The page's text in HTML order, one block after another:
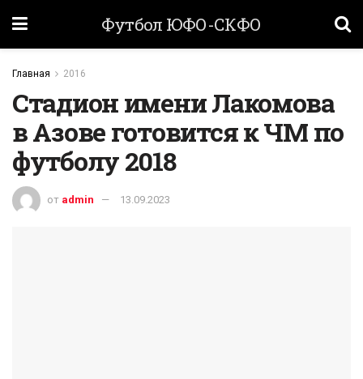
Футбол ЮФО-СКФО
Главная 2016
Стадион имени Лакомова
в Азове готовится к ЧМ по
футболу 2018
от admin 13.09.2023